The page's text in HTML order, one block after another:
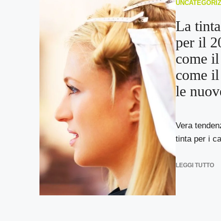
La
per il
come
come
le
Vera
tinta per i
LEGGI TUTTO